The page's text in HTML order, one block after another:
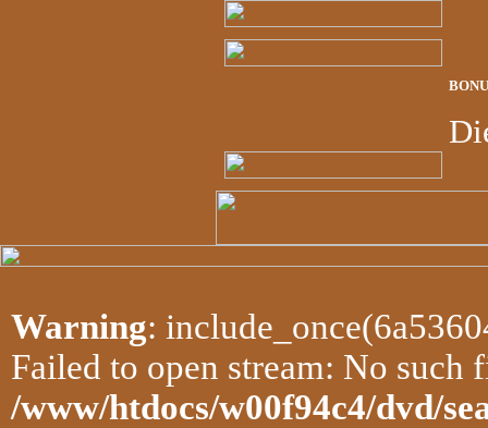
Warning:
Failed to open stream: No
/www/htdocs/w00f94c4/dvd/